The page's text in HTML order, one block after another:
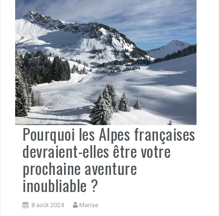
Pourquoi les Alpes françaises
devraient-elles être votre
prochaine aventure
inoubliable ?
8 août 2024 Marise